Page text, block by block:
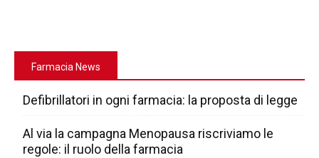
Farmacia News
Defibrillatori in ogni farmacia: la proposta di legge
Al via la campagna Menopausa riscriviamo le
regole: il ruolo della farmacia